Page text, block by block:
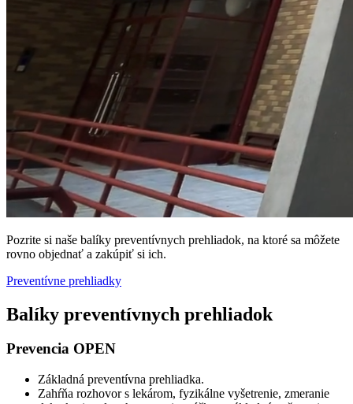
Pozrite si naše balíky preventívnych prehliadok, na ktoré sa môžete
rovno objednať a zakúpiť si ich.
Preventívne prehliadky
Balíky preventívnych prehliadok
Prevencia OPEN
Základná preventívna prehliadka.
Zahŕňa rozhovor s lekárom, fyzikálne vyšetrenie, zmeranie